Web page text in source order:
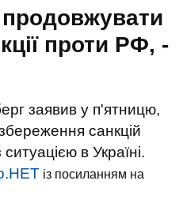
проти РФ, -
заявив у п'ятницю,
санкцій
в Україні.
із посиланням на